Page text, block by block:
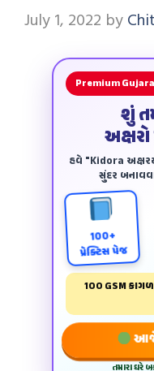
July 1, 2022 by
Premium
શું
હવે "Kidora
સુંદર
100+
પ્રેક્ટિસ પેજ
100 GSM
આજે
તમારા ઘરે